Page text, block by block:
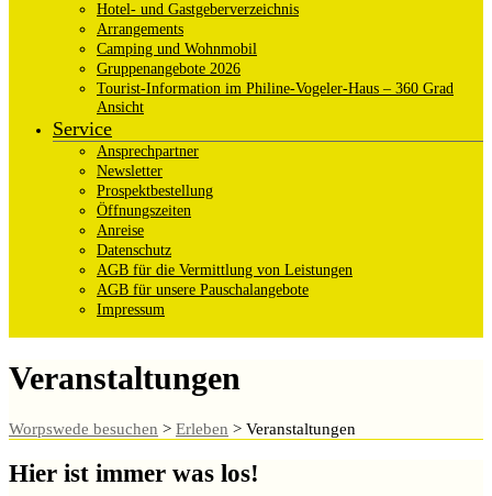
Hotel- und Gastgeberverzeichnis
Arrangements
Camping und Wohnmobil
Gruppenangebote 2026
Tourist-Information im Philine-Vogeler-Haus – 360 Grad
Ansicht
Service
Ansprechpartner
Newsletter
Prospektbestellung
Öffnungszeiten
Anreise
Datenschutz
AGB für die Vermittlung von Leistungen
AGB für unsere Pauschalangebote
Impressum
Veranstaltungen
Worpswede besuchen > Erleben > Veranstaltungen
Hier ist immer was los!